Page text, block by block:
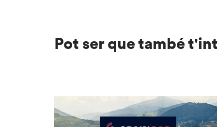
Pot ser que també